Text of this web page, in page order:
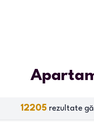
12205 rezultate